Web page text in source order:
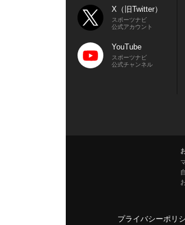
X（旧Twitter）
スポーツナビ
公式アカウント
YouTube
スポーツナビ
公式チャンネル
プライバシーポリ